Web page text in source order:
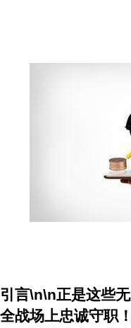
引言\n\n正是这些
全战场上忠诚守职